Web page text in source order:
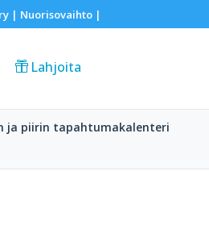
| Nuorisovaihto|
Lahjoita
ja piirin tapahtumakalenteri